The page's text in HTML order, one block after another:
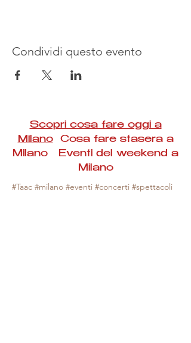
Condividi questo evento
Scopri cosa fare oggi a
MilanoCosa fare stasera a
Milano Eventi del weekend a
Milano
#Taac #milano #eventi #concerti #spettacoli